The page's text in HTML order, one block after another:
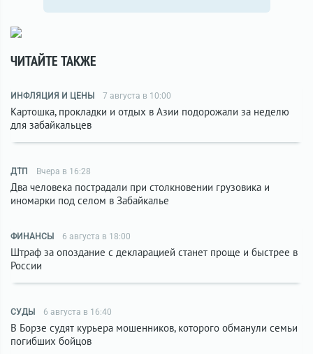
ЧИТАЙТЕ ТАКЖЕ
ИНФЛЯЦИЯ И ЦЕНЫ 7 августа в 10:00
Картошка, прокладки и отдых в Азии подорожали за неделю
для забайкальцев
ДТП Вчера в 16:28
Два человека пострадали при столкновении грузовика и
иномарки под селом в Забайкалье
ФИНАНСЫ 6 августа в 18:00
Штраф за опоздание с декларацией станет проще и быстрее в
России
СУДЫ 6 августа в 16:40
В Борзе судят курьера мошенников, которого обманули семьи
погибших бойцов